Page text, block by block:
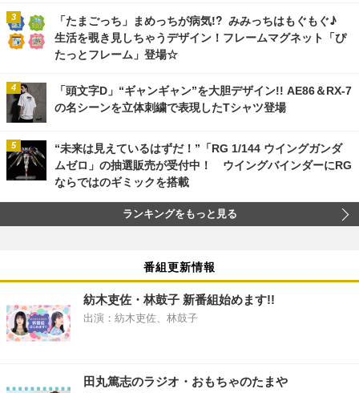
「たまごっち」まめっちが病気!? みみっちはもぐもぐ♪
生活を覗き見しちゃうデザイン！フレームマグネット「ぴ
たっとフレーム」登場☆
「頭文字D」“ギャンギャン”を大胆デザイン!! AE86＆RX-7
の名シーンを立体刺繍で表現したTシャツ登場
“未来は見えているはずだ！”「RG 1/144 ウイングガンダ
ムゼロ」の抽選販売が受付中！ ウイングバインダーにRG
ならではのギミックを搭載
ランキングをもっと見る
番組更新情報
紡木吏佐・林鼓子 新番組始めます!!
出演：紡木吏佐、林鼓子
田丸篤志のラジオ・おもちゃのたまや